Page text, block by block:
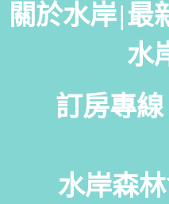
關於水岸|最
水
訂房專
水岸森